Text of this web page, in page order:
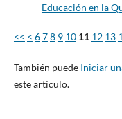
Educación en la
<< < 678 9 10 11 12 13
También puede Iniciar
este artículo.